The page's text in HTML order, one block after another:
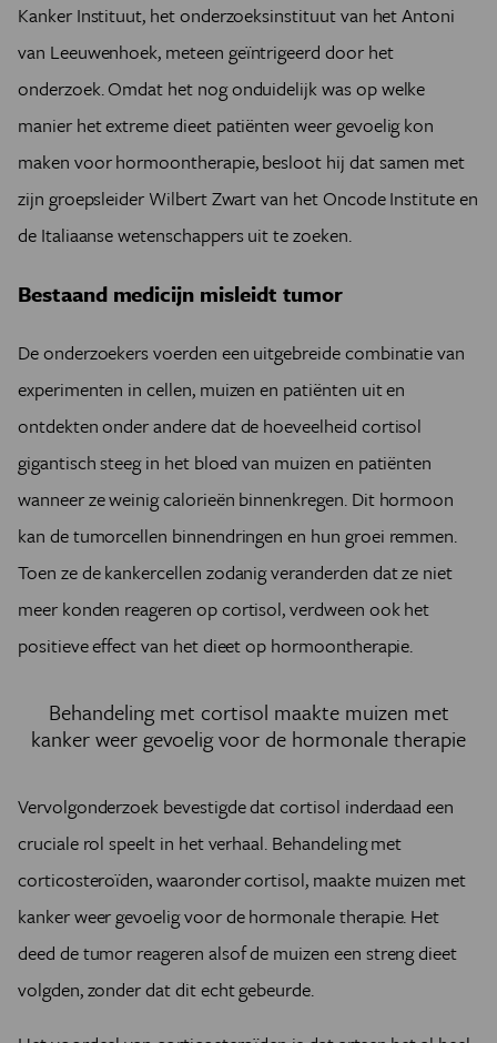
Kanker Instituut, het onderzoeksinstituut van het Antoni
van Leeuwenhoek, meteen geïntrigeerd door het
onderzoek. Omdat het nog onduidelijk was op welke
manier het extreme dieet patiënten weer gevoelig kon
maken voor hormoontherapie, besloot hij dat samen met
zijn groepsleider Wilbert Zwart van het Oncode Institute en
de Italiaanse wetenschappers uit te zoeken.
Bestaand medicijn misleidt tumor
De onderzoekers voerden een uitgebreide combinatie van
experimenten in cellen, muizen en patiënten uit en
ontdekten onder andere dat de hoeveelheid cortisol
gigantisch steeg in het bloed van muizen en patiënten
wanneer ze weinig calorieën binnenkregen. Dit hormoon
kan de tumorcellen binnendringen en hun groei remmen.
Toen ze de kankercellen zodanig veranderden dat ze niet
meer konden reageren op cortisol, verdween ook het
positieve effect van het dieet op hormoontherapie.
Behandeling met cortisol maakte muizen met
kanker weer gevoelig voor de hormonale therapie
Vervolgonderzoek bevestigde dat cortisol inderdaad een
cruciale rol speelt in het verhaal. Behandeling met
corticosteroïden, waaronder cortisol, maakte muizen met
kanker weer gevoelig voor de hormonale therapie. Het
deed de tumor reageren alsof de muizen een streng dieet
volgden, zonder dat dit echt gebeurde.